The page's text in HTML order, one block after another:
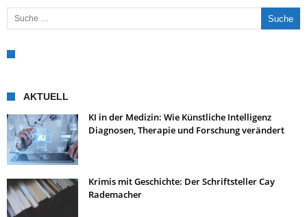
Suche nach:
AKTUELL
KI in der Medizin: Wie Künstliche Intelligenz
Diagnosen, Therapie und Forschung verändert
Krimis mit Geschichte: Der Schriftsteller Cay
Rademacher